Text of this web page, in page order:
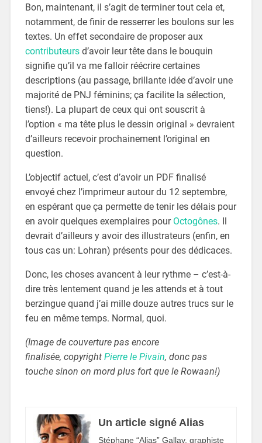
Bon, maintenant, il s’agit de terminer tout cela et,
notamment, de finir de resserrer les boulons sur les
textes. Un effet secondaire de proposer aux
contributeursd’avoir leur tête dans le bouquin
signifie qu’il va me falloir réécrire certaines
descriptions (au passage, brillante idée d’avoir une
majorité de PNJ féminins; ça facilite la sélection,
tiens!). La plupart de ceux qui ont souscrit à
l’option « ma tête plus le dessin original » devraient
d’ailleurs recevoir prochainement l’original en
question.
L’objectif actuel, c’est d’avoir un PDF finalisé
envoyé chez l’imprimeur autour du 12 septembre,
en espérant que ça permette de tenir les délais pour
en avoir quelques exemplaires pour Octogônes. Il
devrait d’ailleurs y avoir des illustrateurs (enfin, en
tous cas un: Lohran) présents pour des dédicaces.
Donc, les choses avancent à leur rythme – c’est-à-
dire très lentement quand je les attends et à tout
berzingue quand j’ai mille douze autres trucs sur le
feu en même temps. Normal, quoi.
(Image de couverture pas encore
finalisée, copyright Pierre le Pivain, donc pas
touche sinon on mord plus fort que le Rowaan!)
Un article signé Alias
Stéphane “Alias” Gallay, graphiste